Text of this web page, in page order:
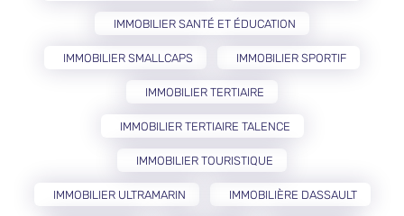
IMMOBILIER SANTÉ ET ÉDUCATION
IMMOBILIER SMALLCAPS IMMOBILIER SPORTIF
IMMOBILIER TERTIAIRE
IMMOBILIER TERTIAIRE TALENCE
IMMOBILIER TOURISTIQUE
IMMOBILIER ULTRAMARIN IMMOBILIÈRE DASSAULT